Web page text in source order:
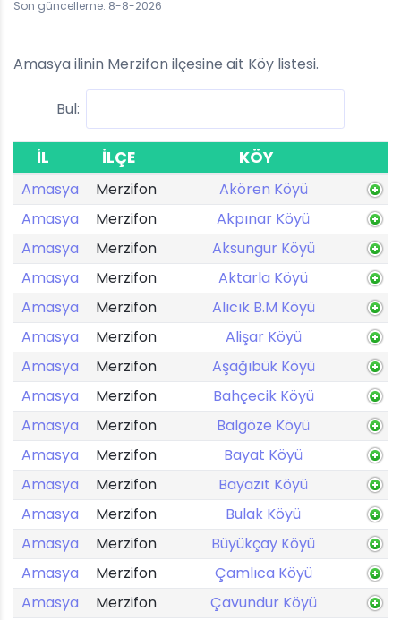
Son güncelleme: 8-8-2026
Amasya ilinin Merzifon ilçesine ait Köy listesi.
Bul:
İL İLÇE KÖY
Amasya Merzifon
Akören Köyü
Amasya
Merzifon
Akpınar Köyü
Amasya
Merzifon
Aksungur Köyü
Amasya
Merzifon
Aktarla Köyü
Amasya
Merzifon
Alıcık B.M Köyü
Amasya
Merzifon
Alişar Köyü
Amasya
Merzifon
Aşağıbük Köyü
Amasya
Merzifon
Bahçecik Köyü
Amasya
Merzifon
Balgöze Köyü
Amasya
Merzifon
Bayat Köyü
Amasya
Merzifon
Bayazıt Köyü
Amasya
Merzifon
Bulak Köyü
Amasya
Merzifon
Büyükçay Köyü
Amasya
Merzifon
Çamlıca Köyü
Amasya
Merzifon
Çavundur Köyü